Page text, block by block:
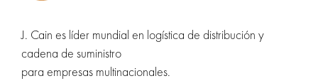
J. Cain es líder mundial en logística de distribución y
cadena de suministro
para empresas multinacionales.